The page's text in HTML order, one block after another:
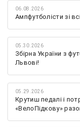
06.08.2026
Ампфутболісти зі
05.30.2026
Збірна України з
Львові!
05.29.2026
Крутиш педалі і
«ВелоПідкову»